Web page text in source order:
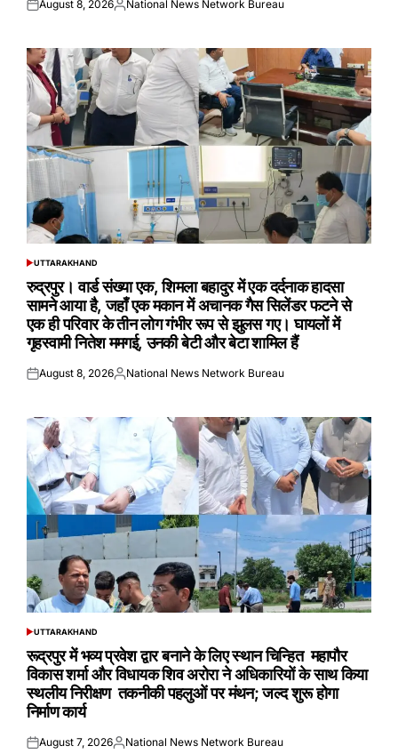
Posted
August 8, 2026Posted
National News Network Bureau
POSTED
UTTARAKHAND
रुद्रपुर। वार्ड संख्या एक, शिमला बहादुर में एक दर्दनाक हादसा
सामने आया है, जहाँ एक मकान में अचानक गैस सिलेंडर फटने से
एक ही परिवार के तीन लोग गंभीर रूप से झुलस गए। घायलों में
गृहस्वामी नितेश ममगई, उनकी बेटी और बेटा शामिल हैं
Posted
August 8, 2026Posted
National News Network Bureau
POSTED
UTTARAKHAND
रूद्रपुर में भव्य प्रवेश द्वार बनाने के लिए स्थान चिन्हित महापौर
विकास शर्मा और विधायक शिव अरोरा ने अधिकारियों के साथ किया
स्थलीय निरीक्षण तकनीकी पहलुओं पर मंथन; जल्द शुरू होगा
निर्माण कार्य
Posted
August 7, 2026Posted
National News Network Bureau